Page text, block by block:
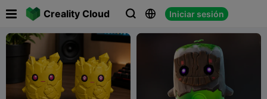
Creality Cloud   Iniciar sesión
 